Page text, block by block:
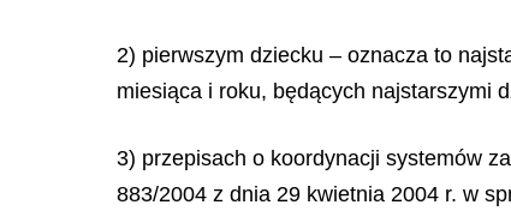
2) pierwszym dziecku – oznacza to
miesiąca i roku, będących najstarszymi
3) przepisach o koordynacji systemów
883/2004 z dnia 29 kwietnia 2004 r. w